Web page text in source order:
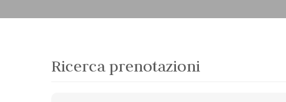
Ricerca prenotazioni